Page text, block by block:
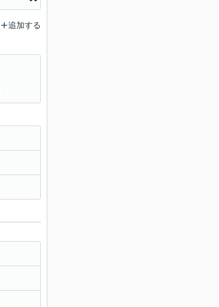
追加する